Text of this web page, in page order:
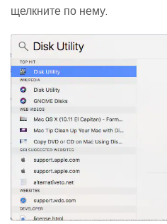
щелкните по нему.